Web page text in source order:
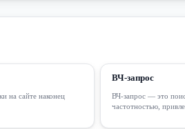
на сайте наконец
ВЧ-запрос
ВЧ-запрос — это
частотностью,